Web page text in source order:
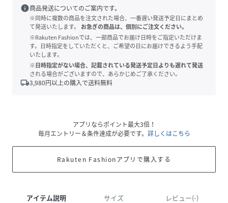
info商品発送についてのご案内です。
※同時に複数の商品を注文された場合、一番遅い発送予定日にまとめ
て発送いたします。
お急ぎの商品は、個別にご注文ください。
※Rakuten Fashionでは、一部商品でお届け日時をご指定いただけま
す。日時指定をしていただくと、ご希望の日にお届けできるよう手配
いたします。
※日時指定がない場合、記載されている発送予定日よりも遅れて発送
される場合がございますので、あらかじめご了承ください。
local_shipping3,980円以上の購入で送料無料
アプリならポイント最大3倍！
毎月エントリー＆条件達成が必要です。 詳しくはこちら
Rakuten Fashionアプリで購入する
アイテム説明 サイズ レビュー(-)